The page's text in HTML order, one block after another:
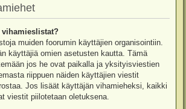
vihamieslistat?
muiden foorumin käyttäjien organisointiin.
käyttäjiä omien asetusten kautta. Tämä
jos he ovat paikalla ja yksityisviestien
riippuen näiden käyttäjien viestit
Jos lisäät käyttäjän vihamieheksi, kaikki
viestit piilotetaan oletuksena.